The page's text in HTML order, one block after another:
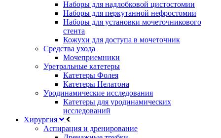
Наборы для надлобковой цистостомии
Наборы для перкутанной нефростомии
Наборы для установки мочеточникового
стента
Кожухи для доступа в мочеточник
Средства ухода
Мочеприемники
Уретральные катетеры
Катетеры Фолея
Катетеры Нелатона
Уродинамические исследования
Катетеры для уродинамических
исследований
Хирургия
Аспирация и дренирование